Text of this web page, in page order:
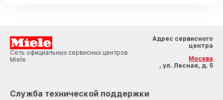
Сеть официальных сервисных центров
Miele
Адрес сервисного
центра
Москва
, ул. Лесная, д. 5
Служба технической поддержки